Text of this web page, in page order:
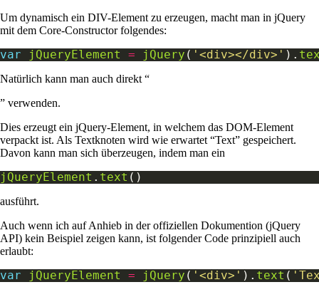
Um dynamisch ein DIV-Element zu erzeugen, macht man in jQuery
mit dem Core-Constructor folgendes:
var jQueryElement = jQuery ( '<div></div>' ).
Natürlich kann man auch direkt “
” verwenden.
Dies erzeugt ein jQuery-Element, in welchem das DOM-Element
verpackt ist. Als Textknoten wird wie erwartet “Text” gespeichert.
Davon kann man sich überzeugen, indem man ein
jQueryElement . text
ausführt.
Auch wenn ich auf Anhieb in der offiziellen Dokumention (jQuery
API) kein Beispiel zeigen kann, ist folgender Code prinzipiell auch
erlaubt:
var jQueryElement = jQuery ( '<div>' ). text (